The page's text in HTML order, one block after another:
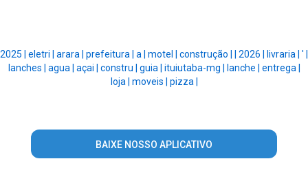
2025 | eletri | arara | prefeitura | a | motel | construção | 2026 | livraria | ' |
lanches | agua | açai | constru | guia | ituiutaba-mg | lanche | entrega |
loja | moveis | pizza |
BAIXE NOSSO APLICATIVO